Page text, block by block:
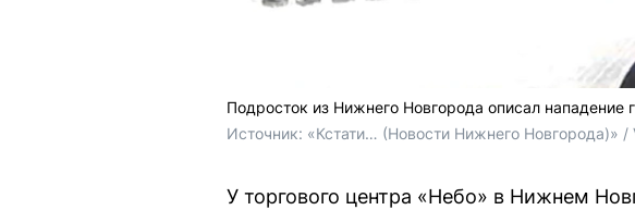
Подросток из Нижнего Новгорода описал нападение
Источник: «Кстати… (Новости Нижнего Новгорода)» /
У торгового центра «Небо» в Нижнем